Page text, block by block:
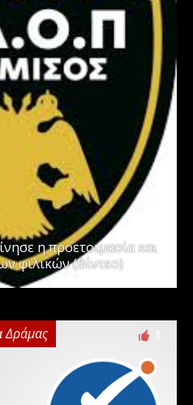
η προετοιμασία και
φιλικών (Βίντεο)
Δράμας